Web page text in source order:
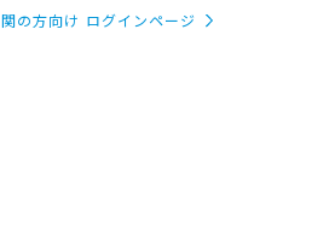
の方向け ログインページ